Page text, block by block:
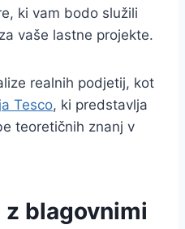
ki vam bodo služili
vaše lastne projekte.
realnih podjetij, kot
Tesco, ki predstavlja
teoretičnih znanj v
z blagovnimi